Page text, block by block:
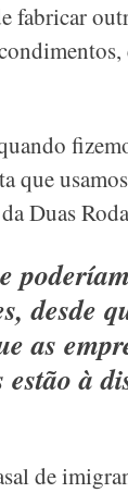
fabricar
que
Duas
desde
as
estão à
de